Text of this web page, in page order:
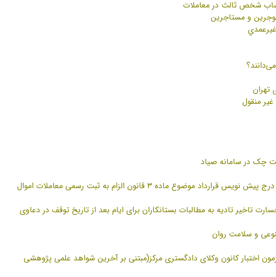
شخص ثالث در معاملات
و مستاجرین
بخشنامه ممنوعیت دریافت ثمن معامله و لحاظ سایر آسیب‌های مترتب بر درج پیش نویس قرارداد موضوع ماده ۳ قانون الزام به ثبت رسمی معاملات اموال
بر تعلق خسارت تاخیر تادیه به مطالبات بستانکاران برای ایام بعد از تاریخ توقف در دعاوی
و سلامت روان
اختبار کانون وکلای دادگستری مرکز(مبتنی بر آخرین شواهد علمی پژوهشی